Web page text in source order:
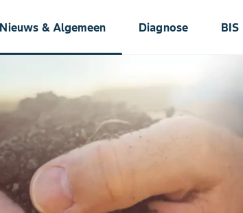
Nieuws & Algemeen Diagnose BIS